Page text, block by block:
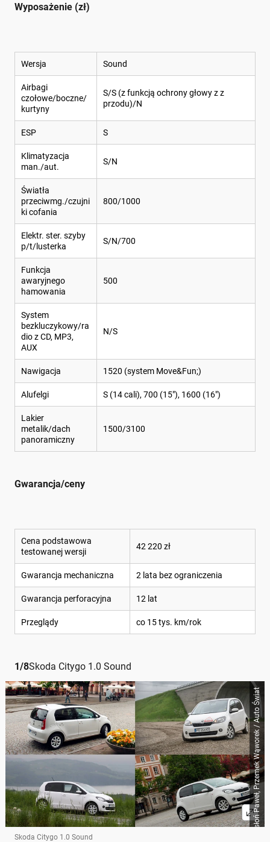
Wyposażenie (zł)
Wersja Sound
Airbagi
czołowe/boczne/
kurtyny
S/S (z funkcją ochrony głowy z z
przodu)/N
ESP S
Klimatyzacja
man./aut.
S/N
Światła
przeciwmg./czujni
ki cofania
800/1000
Elektr. ster. szyby
p/t/lusterka
S/N/700
Funkcja
awaryjnego
hamowania
500
System
bezkluczykowy/ra
dio z CD, MP3,
AUX
N/S
Nawigacja 1520 (system Move&Fun;)
Alufelgi S (14 cali), 700 (15"), 1600 (16")
Lakier
metalik/dach
panoramiczny
1500/3100
Gwarancja/ceny
Cena podstawowa
testowanej wersji
42 220 zł
Gwarancja mechaniczna 2 lata bez ograniczenia
Gwarancja perforacyjna 12 lat
Przeglądy co 15 tys. km/rok
1/8Skoda Citygo 1.0 Sound
Rosłoń Paweł, Przemek Wąworek / Auto Świat
Skoda Citygo 1.0 Sound